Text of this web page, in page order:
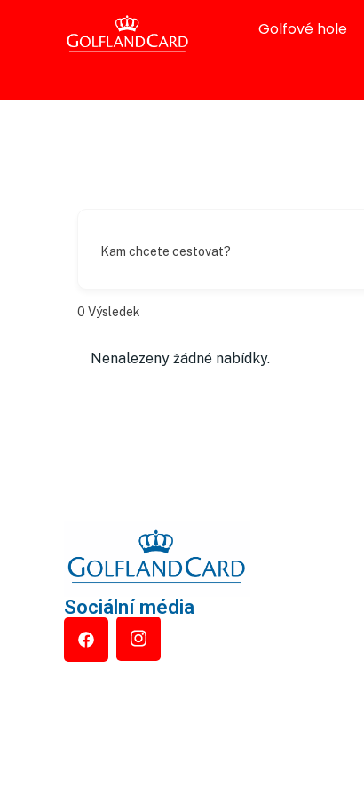
Golfové hole
Kam chcete cestovat?
0 Výsledek
Nenalezeny žádné nabídky.
Sociální média